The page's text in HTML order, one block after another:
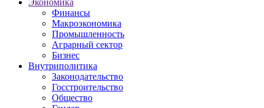
Экономика
Финансы
Макроэкономика
Промышленность
Аграрный сектор
Бизнес
Внутриполитика
Законодательство
Госстроительство
Общество